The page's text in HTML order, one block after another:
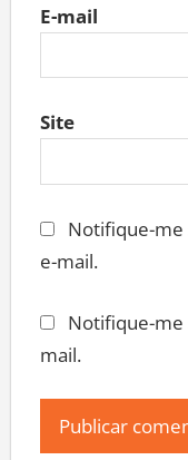
E-mail
Site
Notifique-me
e-mail.
Notifique-me
mail.